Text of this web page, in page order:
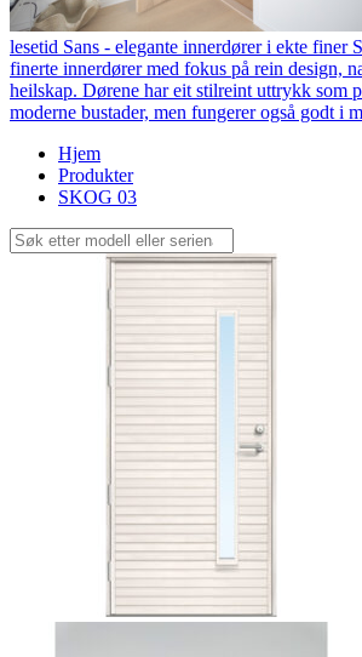
lesetid Sans - elegante innerdører i ekte finer
finerte innerdører med fokus på rein design,
heilskap. Dørene har eit stilreint uttrykk som
moderne bustader, men fungerer også godt i
Hjem
Produkter
SKOG 03